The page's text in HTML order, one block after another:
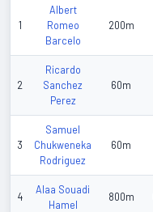
1
Albert
Romeo
Barcelo
200m
2
Ricardo
Sanchez
Perez
60m
3
Samuel
Chukweneka
Rodriguez
60m
4
Alaa Souadi
Hamel
800m